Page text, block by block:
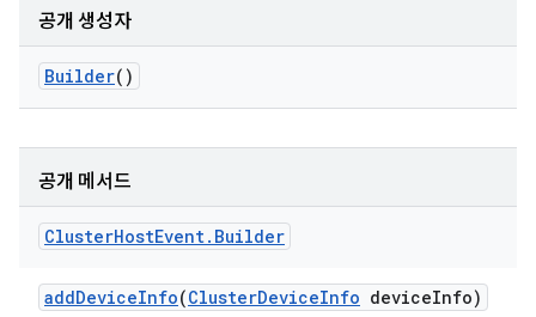
공개 생성자
Builder()
공개 메서드
ClusterHostEvent. Builder
addDeviceInfo(ClusterDeviceInfo deviceInfo)